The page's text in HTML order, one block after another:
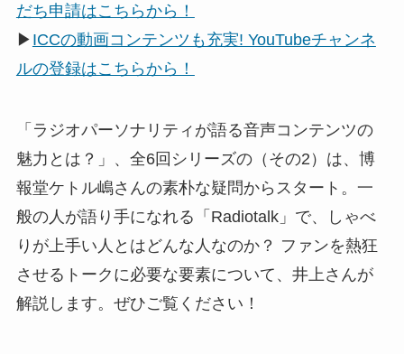
だち申請はこちらから！
▶ ICCの動画コンテンツも充実! YouTubeチャンネ
ルの登録はこちらから！
「ラジオパーソナリティが語る音声コンテンツの
魅力とは？」、全6回シリーズの（その2）は、博
報堂ケトル嶋さんの素朴な疑問からスタート。一
般の人が語り手になれる「Radiotalk」で、しゃべ
りが上手い人とはどんな人なのか？ ファンを熱狂
させるトークに必要な要素について、井上さんが
解説します。ぜひご覧ください！